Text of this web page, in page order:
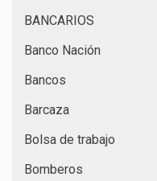
BANCARIOS
Banco Nación
Bancos
Barcaza
Bolsa de trabajo
Bomberos